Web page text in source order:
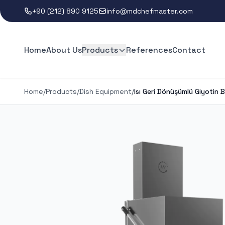
+90 (212) 890 9125 info@mdchefmaster.com
HomeAbout UsProducts ReferencesContact
Home/Products/Dish Equipment/Isı Geri Dönüşümlü Giyotin